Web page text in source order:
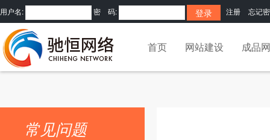
用户名: 密 码: 注册 忘记
首页 网站建设 成品
常见问题